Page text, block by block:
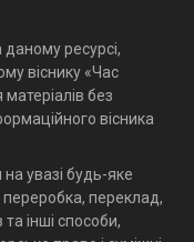
даному ресурсі,
віснику «Час
без
вісника
увазі будь-яке
переробка, переклад,
інші способи,